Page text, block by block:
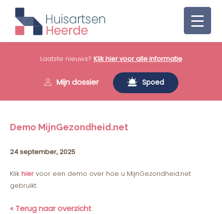
Laatste nieuws? Klik hier voor alle informatie
Mijn dossier Spoed
Demo MijnGezondheid.net
24 september, 2025
Klik hier voor een demo over hoe u MijnGezondheid.net
gebruikt.
« Terug naar overzicht